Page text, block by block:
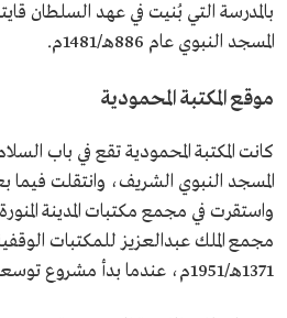
بالمدرسة التي بُنيت في عهد السلطان
المسجد النبوي عام 886هـ/1481م.
موقع المكتبة المحمودية
كانت المكتبة المحمودية تقع في باب
المسجد النبوي الشريف، وانتقلت فيما
واستقرت في مجمع مكتبات المدينة
مجمع الملك عبدالعزيز للمكتبات
1371هـ/1951م، عندما بدأ مشروع توسعة المسجد النبوي.